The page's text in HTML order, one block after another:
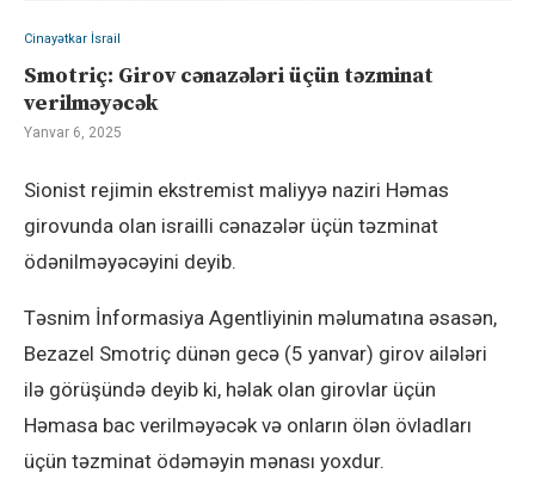
Cinayətkar İsrail
Smotriç: Girov cənazələri üçün təzminat
verilməyəcək
Yanvar 6, 2025
Sionist rejimin ekstremist maliyyə naziri Həmas
girovunda olan israilli cənazələr üçün təzminat
ödənilməyəcəyini deyib.
Təsnim İnformasiya Agentliyinin məlumatına əsasən,
Bezazel Smotriç dünən gecə (5 yanvar) girov ailələri
ilə görüşündə deyib ki, həlak olan girovlar üçün
Həmasa bac verilməyəcək və onların ölən övladları
üçün təzminat ödəməyin mənası yoxdur.